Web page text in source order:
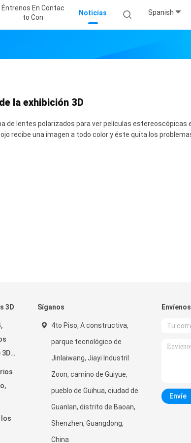
Éntrenos En Contac
To Con
Noticias Spanish
la exhibición 3D
de lentes polarizados para ver películas estereoscópicas
recibe una imagen a todo color y éste quita los
3D
los
Síganos
4to Piso, A constructiva,
parque tecnológico de
Jinlaiwang, Jiayi Industril
Zoon, camino de Guiyue,
pueblo de Guihua, ciudad de
Guanlan, distrito de Baoan,
Shenzhen, Guangdong,
China
Envíe